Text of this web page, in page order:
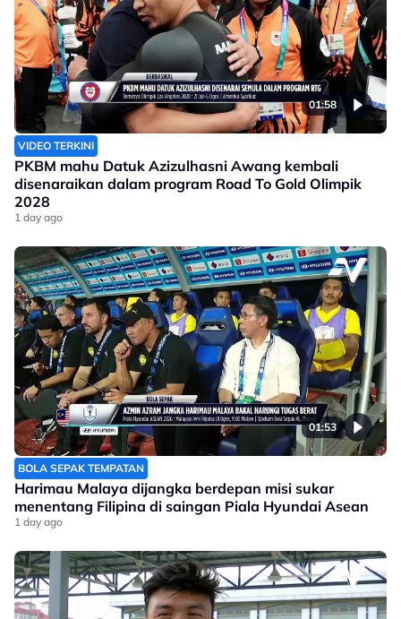
01:58
VIDEO TERKINI
PKBM mahu Datuk Azizulhasni Awang kembali
disenaraikan dalam program Road To Gold Olimpik
2028
1 day ago
01:53
BOLA SEPAK TEMPATAN
Harimau Malaya dijangka berdepan misi sukar
menentang Filipina di saingan Piala Hyundai Asean
1 day ago